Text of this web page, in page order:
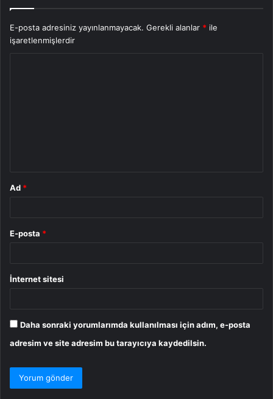
E-posta adresiniz yayınlanmayacak. Gerekli alanlar * ile
işaretlenmişlerdir
Ad *
E-posta *
İnternet sitesi
Daha sonraki yorumlarımda kullanılması için adım, e-posta
adresim ve site adresim bu tarayıcıya kaydedilsin.